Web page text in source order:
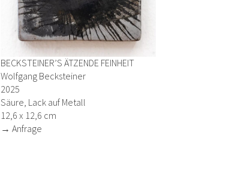
BECKSTEINER’S ÄTZENDE FEINHEIT
Wolfgang Becksteiner
2025
Säure, Lack auf Metall
12,6 x 12,6 cm
→ Anfrage